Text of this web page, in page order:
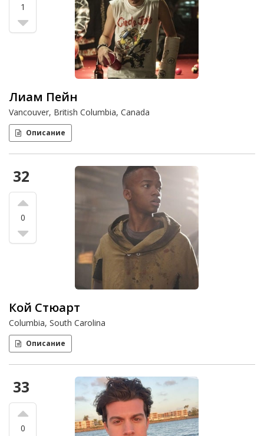
1
Лиам Пейн
Vancouver, British Columbia, Canada
Описание
32
0
Кой Стюарт
Columbia, South Carolina
Описание
33
0